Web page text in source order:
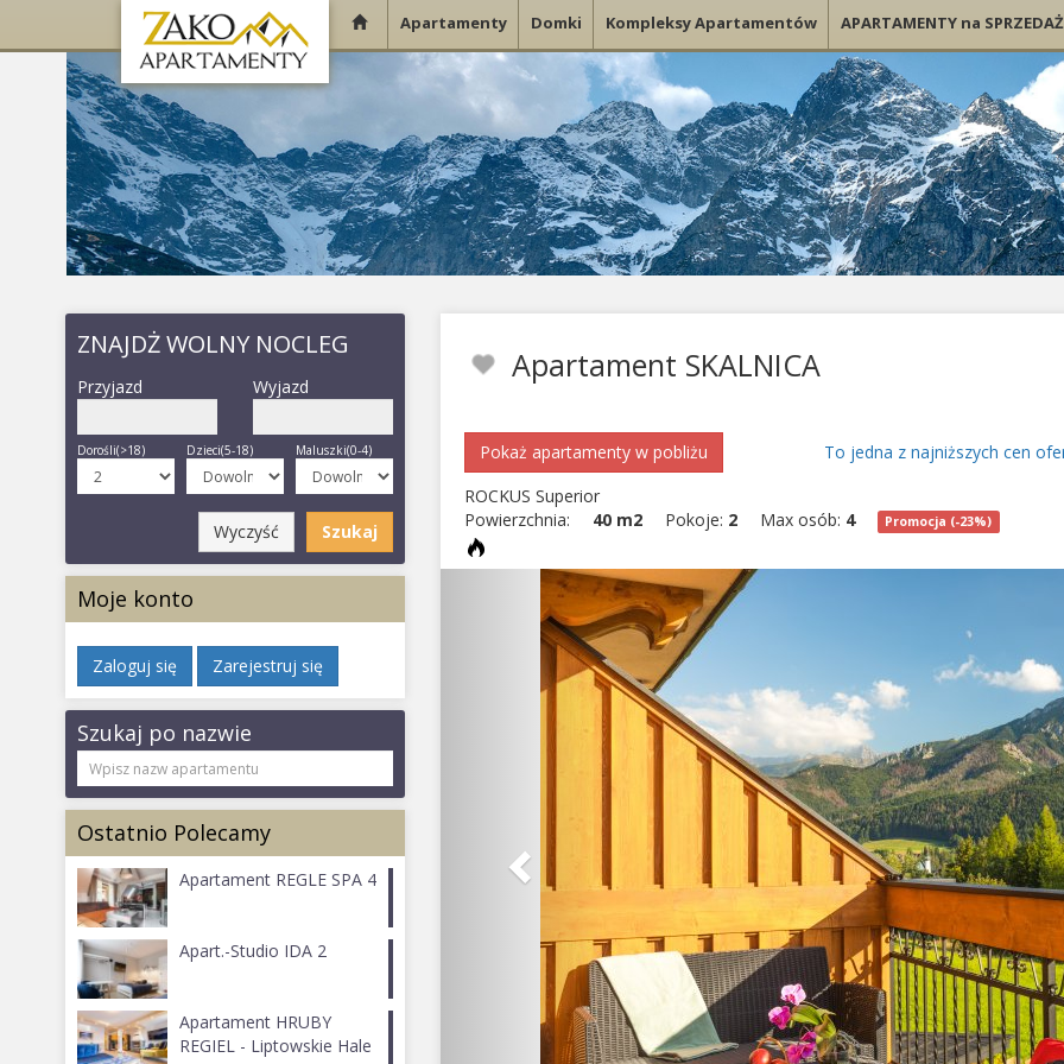
Apartamenty Domki Kompleksy Apartamentów APARTAMENTY na SPRZEDAŻ
ZNAJDŻ WOLNY NOCLEG
Przyjazd Wyjazd
Dorośli(>18) Dzieci(5-18) Maluszki(0-4)
Szukaj
Wyczyść
Moje konto
Zaloguj się Zarejestruj się
Szukaj po nazwie
Ostatnio Polecamy
Apartament REGLE SPA 4
Apart.-Studio IDA 2
Apartament HRUBY
REGIEL - Liptowskie Hale
Apartament SKALNICA
Pokaż apartamenty w pobliżu
To jedna z najniższych cen
ROCKUS Superior
Powierzchnia:
40 m2 Pokoje: 2 Max osób: 4 Promocja (-23%)
Previous